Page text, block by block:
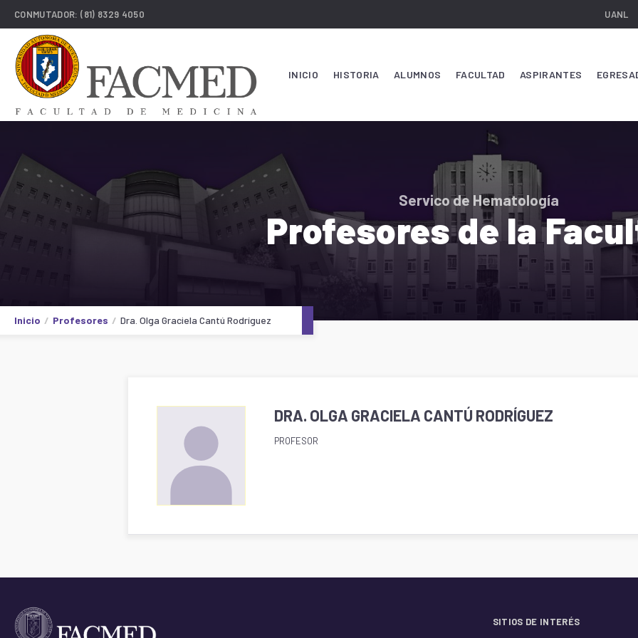
CONMUTADOR:(81) 8329 4050 UANL
INICIO HISTORIA ALUMNOS FACULTAD ASPIRANTES
Servico de Hematología
Profesores de la
Inicio Profesores Dra. Olga Graciela Cantú Rodríguez
DRA. OLGA GRACIELA CANTÚ RODRÍGUEZ
PROFESOR
SITIOS DE INTERÉS